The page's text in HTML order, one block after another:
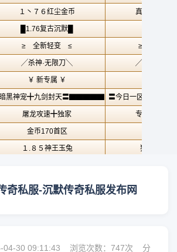
奇私服-沉默传奇私服发布网
04-30 09:11:43 浏览次数： 747次 分